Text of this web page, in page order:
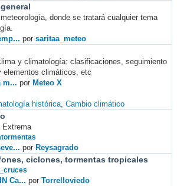
donde se tratará cualquier tema
por saritaa_meteo
y climatología: clasificaciones, seguimiento
elementos climáticos, etc
m... por Meteo X
histórica Cambio climático
Extrema
por Reysagrado
ciclones, tormentas tropicales
Ca... por Torrelloviedo